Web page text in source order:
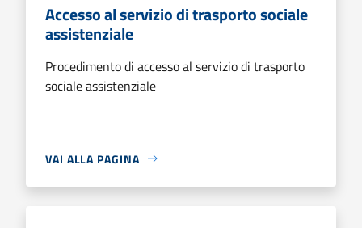
Accesso al servizio di trasporto sociale
assistenziale
Procedimento di accesso al servizio di trasporto
sociale assistenziale
VAI ALLA PAGINA